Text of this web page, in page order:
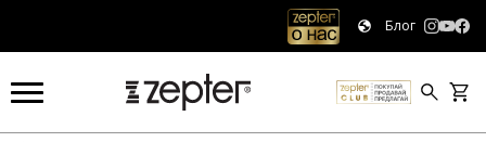
Блог